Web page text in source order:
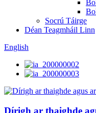
Socrú Táirge
Déan Teagmháil Linn
English
Dírigh ar thaighde